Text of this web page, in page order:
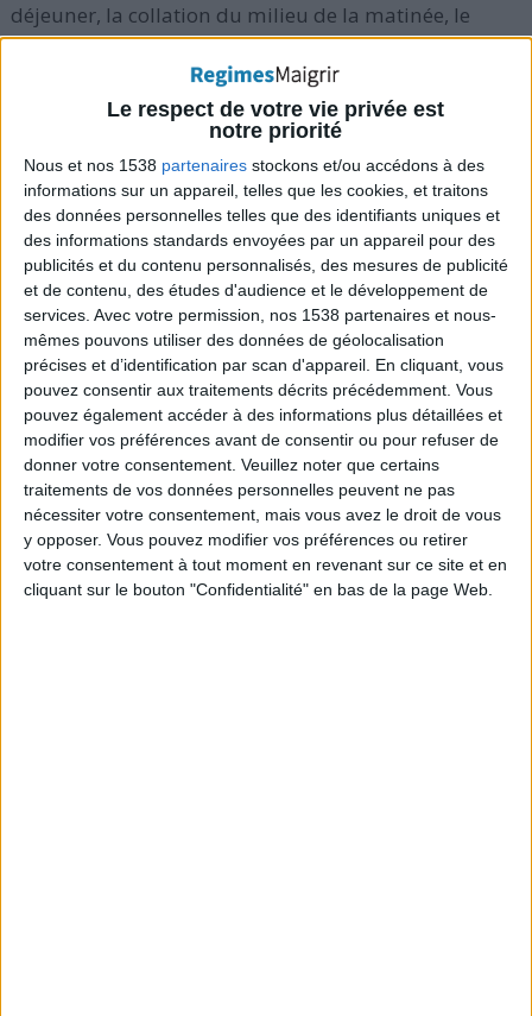
Le respect de votre vie privée est
notre priorité
Nous et nos 1538 partenaires stockons et/ou accédons à des
informations sur un appareil, telles que les cookies, et traitons
des données personnelles telles que des identifiants uniques et
des informations standards envoyées par un appareil pour des
publicités et du contenu personnalisés, des mesures de publicité
et de contenu, des études d'audience et le développement de
services. Avec votre permission, nos 1538 partenaires et nous-
mêmes pouvons utiliser des données de géolocalisation
précises et d’identification par scan d'appareil. En cliquant, vous
pouvez consentir aux traitements décrits précédemment. Vous
pouvez également accéder à des informations plus détaillées et
modifier vos préférences avant de consentir ou pour refuser de
donner votre consentement. Veuillez noter que certains
traitements de vos données personnelles peuvent ne pas
nécessiter votre consentement, mais vous avez le droit de vous
y opposer. Vous pouvez modifier vos préférences ou retirer
votre consentement à tout moment en revenant sur ce site et en
cliquant sur le bouton "Confidentialité" en bas de la page Web.
déjeuner, la collation du milieu de la matinée, le
déjeuner, la collation du milieu de l'après-midi
(goûter), le dîner. Occasionnellement, vous pourriez
également déguster un dessert sain et délicieux
après le dîner. Cet idéal de 5 repas permettra à votre
métabolisme de brûler brillamment, et votre cerveau
bénéficiera d'une source d'énergie stable. Ces 5 repas
vous aideront à rester vifs d'esprit et à l'écart de tout
danger lié aux chutes detaux de sucre dans le sang
qui provoquent des envies impulsives de manger (la
plupart du temps des aliments malsains). Lisez aussi
Envie de manger, conseils pour gérer les envies de
manger impulsives.
> Manger des portions de taille plus appropriée pour
maigrir
Quelle quantité devriez-vous manger à chaque repas